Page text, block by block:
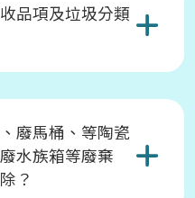
品項及垃圾分類
廢馬桶、等陶瓷
水族箱等廢棄
？